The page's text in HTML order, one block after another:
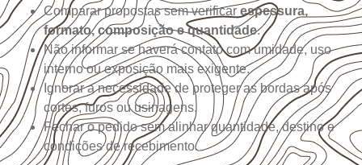
Comparar propostas sem verificar espessura,
formato, composição e quantidade.
Não informar se haverá contato com umidade, uso
interno ou exposição mais exigente.
Ignorar a necessidade de proteger as bordas após
cortes, furos ou usinagens.
Fechar o pedido sem alinhar quantidade, destino e
condições de recebimento.